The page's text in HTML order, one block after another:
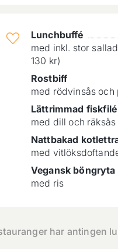
Lunchbuffé
med inkl. stor
130 kr)
Rostbiff
med rödvinsås
Lättrimmad fiskfilé
med dill och
Nattbakad
med
Vegansk böngryta
med ris
har antingen